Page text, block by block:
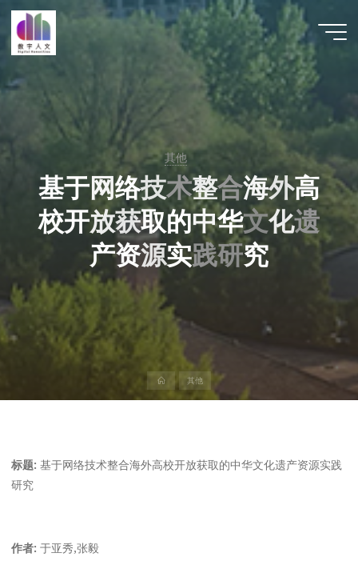
其他
基于网络技术整合海外高
校开放获取的中华文化遗
产资源实践研究
页
其他
标题: 基于网络技术整合海外高校开放获取的中华文化遗产资源实践
研究
作者: 于亚秀,张毅